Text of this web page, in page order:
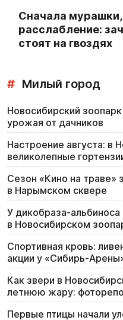
Сначала
расслабление:
стоят на гвоздях
# Милый город
Новосибирский
урожая от дачников
Настроение августа: в
великолепные
Сезон «Кино на траве»
в Нарымском сквере
У дикобраза-
в Новосибирском
Спортивная кровь:
акции у «Сибирь-
Как звери в
летнюю жару:
Первые птицы начали